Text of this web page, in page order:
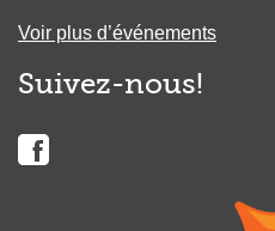
Voir plus d’événements
Suivez-nous!